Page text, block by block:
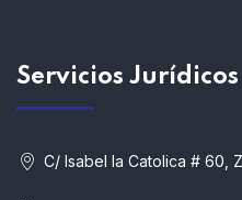
Servicios Jurídicos
C/ Isabel la Catolica # 60,